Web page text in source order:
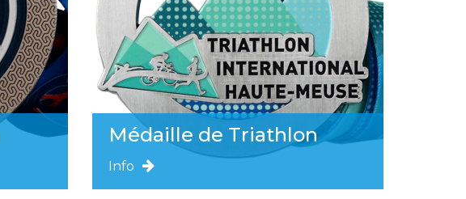
Médaille de Triathlon
Info